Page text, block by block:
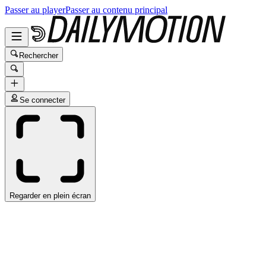
Passer au playerPasser au contenu principal
Rechercher
Se connecter
Regarder en plein écran